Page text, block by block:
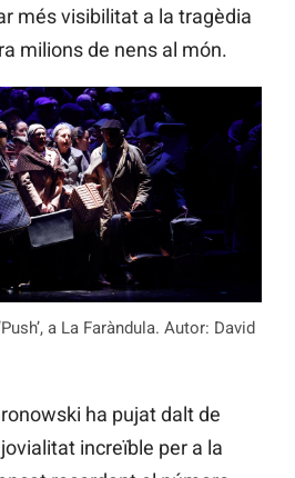
més visibilitat a la tragèdia
milions de nens al món.
a La Faràndula. Autor: David
ha pujat dalt de
increïble per a la